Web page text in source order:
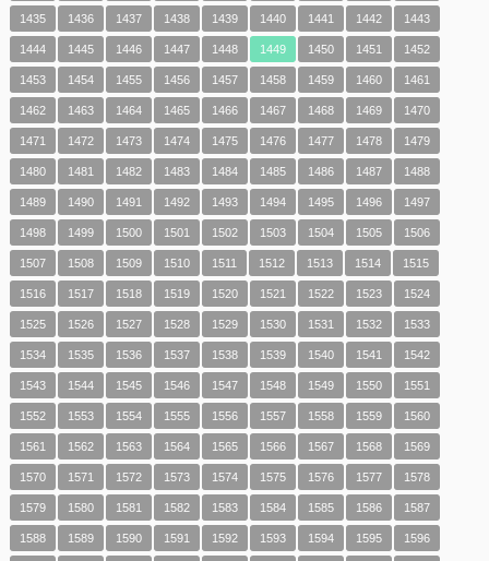
1435 1436 1437 1438 1439 1440 1441 1442 1443
1444 1445 1446 1447 1448 1449 1450 1451 1452
1453 1454 1455 1456 1457 1458 1459 1460 1461
1462 1463 1464 1465 1466 1467 1468 1469 1470
1471 1472 1473 1474 1475 1476 1477 1478 1479
1480 1481 1482 1483 1484 1485 1486 1487 1488
1489 1490 1491 1492 1493 1494 1495 1496 1497
1498 1499 1500 1501 1502 1503 1504 1505 1506
1507 1508 1509 1510 1511 1512 1513 1514 1515
1516 1517 1518 1519 1520 1521 1522 1523 1524
1525 1526 1527 1528 1529 1530 1531 1532 1533
1534 1535 1536 1537 1538 1539 1540 1541 1542
1543 1544 1545 1546 1547 1548 1549 1550 1551
1552 1553 1554 1555 1556 1557 1558 1559 1560
1561 1562 1563 1564 1565 1566 1567 1568 1569
1570 1571 1572 1573 1574 1575 1576 1577 1578
1579 1580 1581 1582 1583 1584 1585 1586 1587
1588 1589 1590 1591 1592 1593 1594 1595 1596